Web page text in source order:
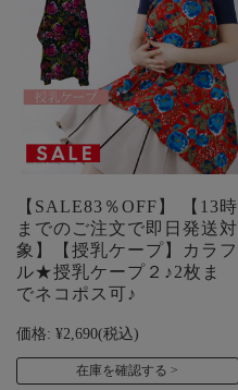
【SALE83％OFF】 【13時
までのご注文で即日発送対
象】【授乳ケープ】カラフ
ル★授乳ケープ２♪2枚ま
でネコポス可♪
価格: ¥2,690(税込)
在庫を確認する